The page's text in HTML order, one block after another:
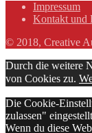
Impressum
Kontakt und
© 2018, Creative
Durch die weitere
von Cookies zu.
Die Cookie-
zulassen"
Wenn du diese